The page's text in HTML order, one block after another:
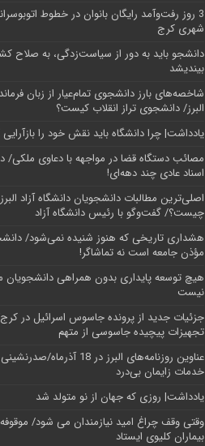
3 روز رفت‌وآمد رایگان بانوان در خطوط
شهری کرج
دانشجو باید به دور از سیاست‌زدگی، به صلاح
بیندیشد
شاخصه‌های بارز دانشجوی تمام‌عیار از زبان
البرز/ دانشجوی تراز انقلاب کیست؟
یادداشت| چرا دانشگاه باید نقش خود را بازآرایی
مصائب دستگاه قضا در مواجهه با دعاوی ملکی/
اسناد عادی چند‌ دهه‌ای!
اصلی‌ترین مطالبات دانشجویان دانشگاه آزاد البرز
چیست؟/ گفت‌وگو با رئیس دانشگاه آز‌اد
هشداری تاریخی که هنوز شنیده نمی‌شود/
مؤذن جامعه است نه تماشاگر!
هیچ توسعه پایداری بدون همراهی دانشجویان
نیست
جزئیات جدید از پرونده جاسوس اسرائیل در
تجهیزات پیچیده جاسوسی از متهم
عناوین روزنامه‌های البرز در ‌18
خدمات زایمان بی‌درد
یادداشت| روزی که جهان از نو متولد شد
وقتی وقف چراغ امید نیازمندان می شود/
بیماران کلیوی ایستاد